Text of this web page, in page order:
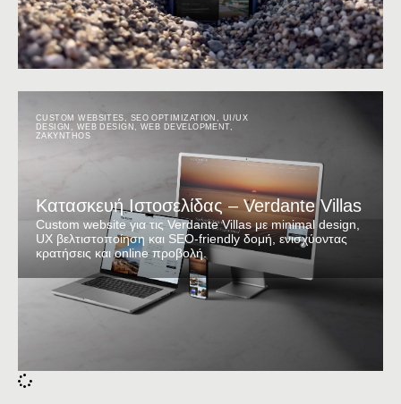
CUSTOM WEBSITES SEO OPTIMIZATION
UI/UX
DESIGN
WEB DESIGN ,WEB DEVELOPMENT,
ZAKYNTHOS
Κατασκευή Ιστοσελίδας – Verdante Villas
Custom website για τις Verdante Villas με minimal design,
UX βελτιστοποίηση και SEO-friendly δομή, ενισχύοντας
κρατήσεις και online προβολή.